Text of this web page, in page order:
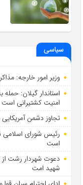
سیاسی
وزیر امور خارجه:
استاندار گیلان:
امنیت کشتیرانی است
تجاوز دشمن آمریکایی
رئیس شورای اسلامي
است
دعوت شهردار رشت از
شهید امت